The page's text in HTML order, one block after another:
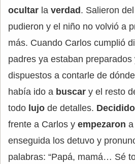
ocultar la verdad . Salieron
pudieron y el niño no volvió a
más. Cuando Carlos cumplió
padres ya estaban preparados
dispuestos a contarle de
había ido a buscar y el resto
todo lujo de detalles.
frente a Carlos y empezaron a
enseguida los detuvo y
palabras: “Papá, mamá… Sé